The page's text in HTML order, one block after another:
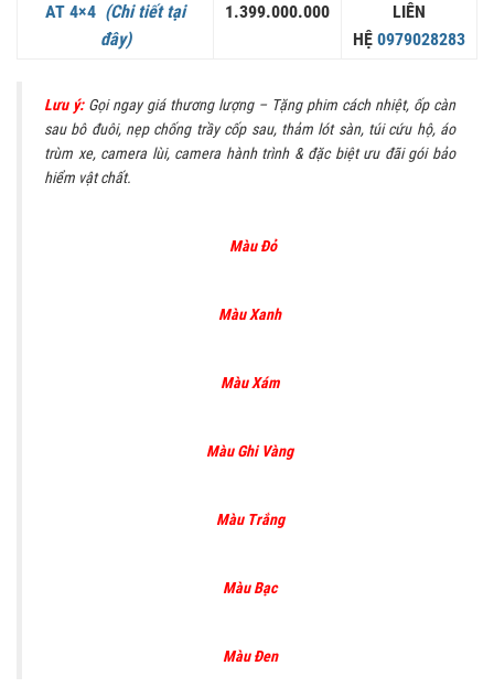
AT 4×4 (Chi tiết tại
đây)
1.399.000.000
LIÊN
HỆ 0979028283
Lưu ý:Gọi ngay giá thương lượng – Tặng phim cách nhiệt, ốp càn
sau bô đuôi, nẹp chống trầy cốp sau, thảm lót sàn, túi cứu hộ, áo
trùm xe, camera lùi, camera hành trình & đặc biệt ưu đãi gói bảo
hiểm vật chất.
Màu Đỏ
Màu Xanh
Màu Xám
Màu Ghi Vàng
Màu Trắng
Màu Bạc
Màu Đen